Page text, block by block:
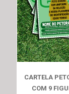
CARTELA
COM 9